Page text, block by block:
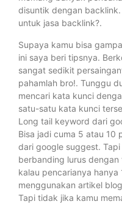
disuntik dengan
untuk jasa backlink?.
Supaya kamu bisa
ini saya beri tipsnya.
sangat sedikit
pahamlah bro!. Tunggu
mencari kata kunci
satu-satu kata kunci
Long tail keyword dari
Bisa jadi cuma 5 atau 10
dari google suggest.
berbanding lurus
kalau pencarianya
menggunakan artikel
Tapi tidak jika kamu